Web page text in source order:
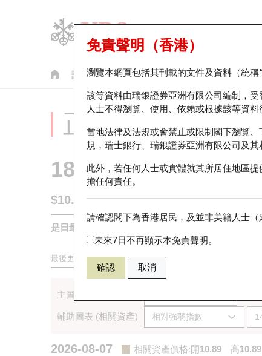
認股證 牛熊證 美股指數產品 輪證市場統
免責聲明（香港）
瀏覽本網頁包括其刊載的文件及資料（統稱
該等資料由瑞銀證券亞洲有限公司編制，
人士不得瀏覽、使用、依賴或根據該等資
當地法律及法規或會禁止或限制閣下瀏覽
規，瑞士銀行、瑞銀證券亞洲有限公司及
此外，若任何人士或實體就其所居住地區
擔任何責任。
請確認閣下為香港居民，及並非美籍人士
未來7日不再顯示本免責聲明。
確認 取消
正股分析儀
1898 中煤能源
$10.74 0.01 (-0.09%)
是日最高/最低價
最後更新時間:2026-08-07 16:35 (15分鐘延遲)
主圖表 (相關資產)
輔助圖表 (相關資產)
2026-08-07 相關資產價格:開10.89 高10.89